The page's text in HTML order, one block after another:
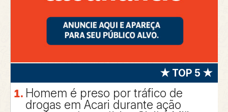
★ TOP 5 ★
Homem é preso por tráfico de
drogas em Acari durante ação